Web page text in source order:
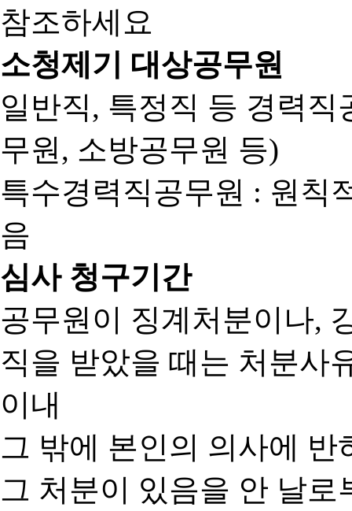
소청제기 대상공무원
일반직, 특정직 등 경력
무원, 소방공무원 등)
특수경력직공무원 : 원칙
음
심사 청구기간
공무원이 징계처분이나,
직을 받았을 때는 처분사
이내
그 밖에 본인의 의사에
그 처분이 있음을 안 날로